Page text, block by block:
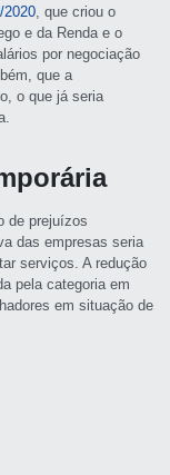
2020 , que criou o
e da Renda e o
por negociação
que a
o que já seria
de prejuízos
das empresas seria
serviços. A redução
pela categoria em
em situação de